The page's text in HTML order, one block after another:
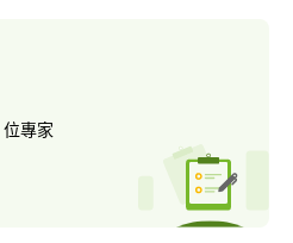
位專家